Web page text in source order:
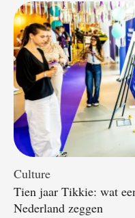
Culture
Tien jaar Tikkie: wat
Nederland zeggen